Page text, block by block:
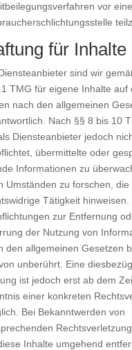
vor
für Inhalte
sind wir
TMG für eigene Inhalte auf
nach den allgemeinen
Nach §§ 8 bis 10
Diensteanbieter jedoch
übermittelte oder
Informationen zu
Umständen zu forschen, die
Tätigkeit hinweisen.
zur Entfernung
der Nutzung von
den allgemeinen Gesetzen
unberührt. Eine
ist jedoch erst ab dem
einer konkreten
Bei Bekanntwerden von
Inhalte umgehend